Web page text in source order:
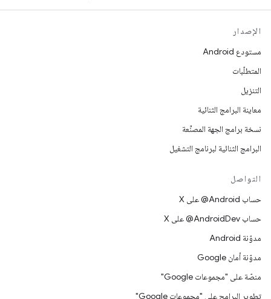
الإصدار
مستودع Android
المتطلّبات
التنزيل
معاينة البرامج الثنائية
نسخة برامج الجهة المصنِّعة
البرامج الثنائية لبرنامج التشغيل
التواصل
حساب ‎@Android على X
حساب ‎@AndroidDev على X
مدوّنة Android
مدوّنة أمان Google
منصّة على "مجموعات Google"
تطوير البرامج على "مجموعات Google"